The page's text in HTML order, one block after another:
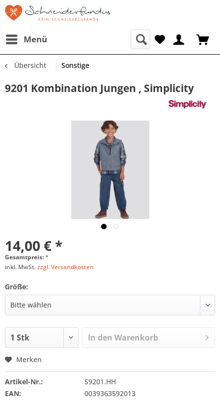
Menü
Übersicht Sonstige
9201 Kombination Jungen , Simplicity
14,00 € *
Gesamtpreis:*
inkl. MwSt.zzgl. Versandkosten
Größe:
In den Warenkorb
Merken
Artikel-Nr.:
S9201.HH
EAN:
0039363592013